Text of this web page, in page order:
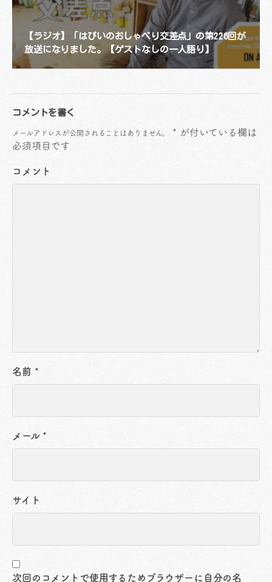
【ラジオ】「はぴいのおしゃべり交差点」の第226回が
放送になりました。【ゲストなしの一人語り】
コメントを書く
メールアドレスが公開されることはありません。 * が付いている欄は
必須項目です
コメント
名前 *
メール *
サイト
次回のコメントで使用するためブラウザーに自分の名